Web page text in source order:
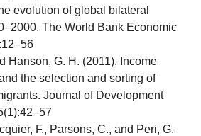
evolution of global bilateral
The World Bank Economic
Hanson, G. H. (2011). Income
the selection and sorting of
Journal of Development
F., Parsons, C., and Peri, G.